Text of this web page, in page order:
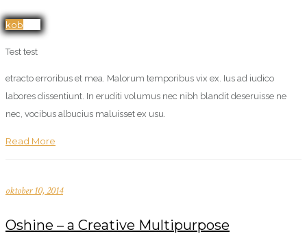
kob her
Test test
etracto erroribus et mea. Malorum temporibus vix ex. Ius ad iudico
labores dissentiunt. In eruditi volumus nec nibh blandit deseruisse ne
nec, vocibus albucius maluisset ex usu.
Read More
oktober 10, 2014
Oshine – a Creative Multipurpose